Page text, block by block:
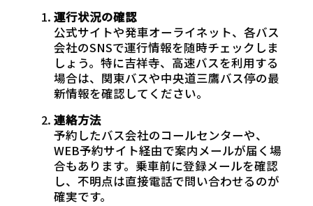
運行状況の確認
公式サイトや発車オーライネット、各バス
会社のSNSで運行情報を随時チェックしま
しょう。特に吉祥寺、高速バスを利用する
場合は、関東バスや中央道三鷹バス停の最
新情報を確認してください。
連絡方法
予約したバス会社のコールセンターや、
WEB予約サイト経由で案内メールが届く場
合もあります。乗車前に登録メールを確認
し、不明点は直接電話で問い合わせるのが
確実です。